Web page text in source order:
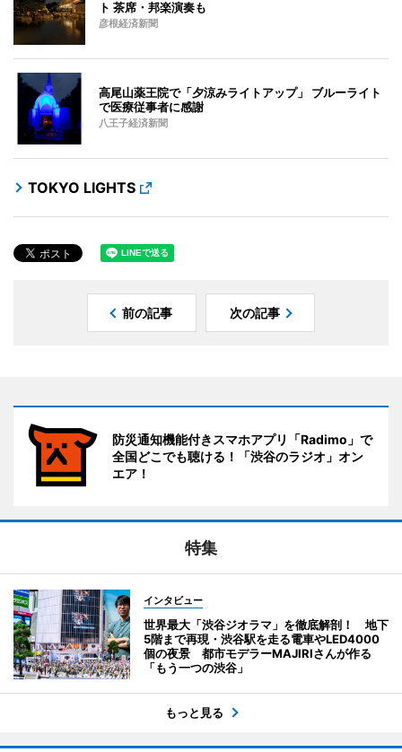
ト 茶席・邦楽演奏も
彦根経済新聞
高尾山薬王院で「夕涼みライトアップ」 ブルーライト
で医療従事者に感謝
八王子経済新聞
TOKYO LIGHTS
前の記事 次の記事
防災通知機能付きスマホアプリ「Radimo」で
全国どこでも聴ける！「渋谷のラジオ」オン
エア！
特集
インタビュー
世界最大「渋谷ジオラマ」を徹底解剖！ 地下
5階まで再現・渋谷駅を走る電車やLED4000
個の夜景 都市モデラーMAJIRIさんが作る
「もう一つの渋谷」
もっと見る